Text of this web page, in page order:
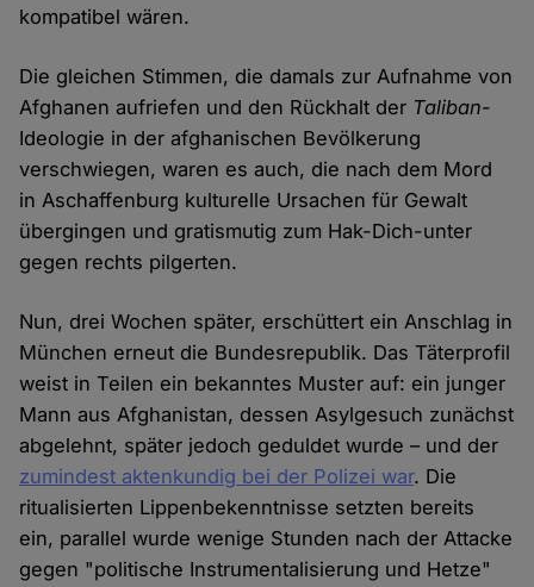
kompatibel wären.
Die gleichen Stimmen, die damals zur Aufnahme von
Afghanen aufriefen und den Rückhalt der Taliban-
Ideologie in der afghanischen Bevölkerung
verschwiegen, waren es auch, die nach dem Mord
in Aschaffenburg kulturelle Ursachen für Gewalt
übergingen und gratismutig zum Hak-Dich-unter
gegen rechts pilgerten.
Nun, drei Wochen später, erschüttert ein Anschlag in
München erneut die Bundesrepublik. Das Täterprofil
weist in Teilen ein bekanntes Muster auf: ein junger
Mann aus Afghanistan, dessen Asylgesuch zunächst
abgelehnt, später jedoch geduldet wurde – und der
zumindest aktenkundig bei der Polizei war. Die
ritualisierten Lippenbekenntnisse setzten bereits
ein, parallel wurde wenige Stunden nach der Attacke
gegen "politische Instrumentalisierung und Hetze"